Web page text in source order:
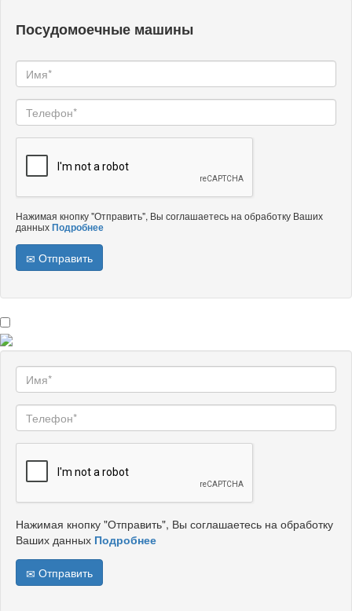
Посудомоечные машины
Нажимая кнопку "Отправить", Вы соглашаетесь на обработку Ваших
данныхПодробнее
Отправить
Нажимая кнопку "Отправить", Вы соглашаетесь на обработку
Ваших данных Подробнее
Отправить